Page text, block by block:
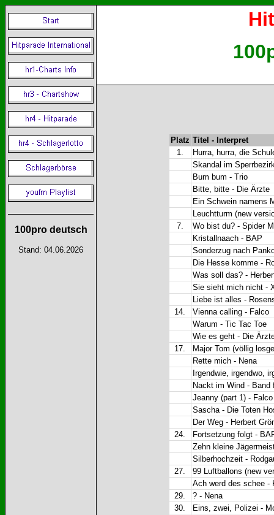
100pro deutsch
Stand: 04.06.2026
Platz Titel - Interpret
1.
Hurra, hurra, die
Skandal im
Bum bum - Trio
Bitte, bitte - Die Ärzte
Ein Schwein namens
Leuchtturm (new
7.
Wo bist du? - Spider
Kristallnaach - BAP
Sonderzug nach
Die Hesse komme -
Was soll das? -
Sie sieht mich nicht -
Liebe ist alles -
14.
Vienna calling - Falco
Warum - Tic Tac Toe
Wie es geht - Die
17.
Major Tom (völlig
Rette mich - Nena
Irgendwie, irgendwo,
Nackt im Wind - Band
Jeanny (part 1) - Falco
Sascha - Die Toten
Der Weg - Herbert
24.
Fortsetzung folgt -
Zehn kleine
Silberhochzeit -
27.
99 Luftballons (new
Ach werd des schee -
29.
? - Nena
30.
Eins, zwei, Polizei -